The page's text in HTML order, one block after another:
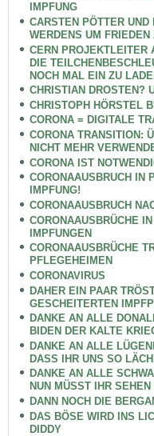
IMPFUNG
CARSTEN PÖTTER UND
WERDENS UM FRIEDEN
CERN PROJEKTLEITER
DIE
NOCH MAL EIN ZU
CHRISTIAN DROSTEN?
CHRISTOPH HÖRSTEL
CORONA = DIGITALE
CORONA TRANSITION:
NICHT MEHR
CORONA IST
CORONAAUSBRUCH IN
IMPFUNG!
CORONAAUSBRUCH
CORONAAUSBRÜCHE
IMPFUNGEN
CORONAAUSBRÜCHE
PFLEGEHEIMEN
CORONAVIRUS
DAHER EIN PAAR
GESCHEITERTEN
DANKE AN ALLE
BIDEN DER KALTE
DANKE AN ALLE
DASS IHR UNS SO
DANKE AN ALLE
NUN MÜSST IHR
DANN NOCH DIE
DAS BÖSE WIRD INS
DIDDY